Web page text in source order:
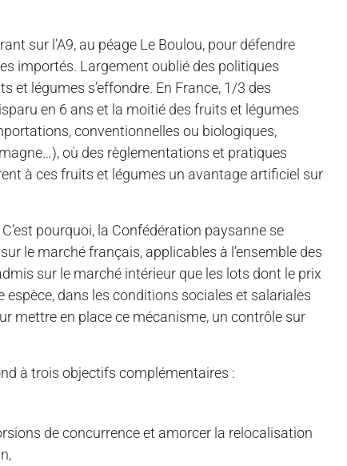
sur l’A9, au péage Le Boulou, pour défendre
importés. Largement oublié des politiques
et légumes s’effondre. En France, 1/3 des
en 6 ans et la moitié des fruits et légumes
conventionnelles ou biologiques,
où des règlementations et pratiques
à ces fruits et légumes un avantage artificiel sur
pourquoi, la Confédération paysanne se
le marché français, applicables à l’ensemble des
sur le marché intérieur que les lots dont le prix
dans les conditions sociales et salariales
mettre en place ce mécanisme, un contrôle sur
à trois objectifs complémentaires :
de concurrence et amorcer la relocalisation